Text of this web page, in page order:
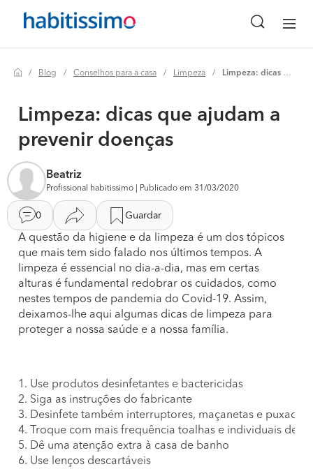
Blog Conselhos para a casa Limpeza Limpeza: dicas que ajudam a prevenir doenças
Limpeza: dicas que ajudam a
prevenir doenças
Beatriz
Profissional habitissimo | Publicado em 31/03/2020
0 Guardar
A questão da higiene e da limpeza é um dos tópicos
que mais tem sido falado nos últimos tempos. A
limpeza é essencial no dia-a-dia, mas em certas
alturas é fundamental redobrar os cuidados, como
nestes tempos de pandemia do Covid-19. Assim,
deixamos-lhe aqui algumas dicas de limpeza para
proteger a nossa saúde e a nossa família.
1. Use produtos desinfetantes e bactericidas
2. Siga as instruções do fabricante
3. Desinfete também interruptores, maçanetas e
4. Troque com mais frequência toalhas e individuais de
5. Dê uma atenção extra à casa de banho
6. Use lenços descartáveis